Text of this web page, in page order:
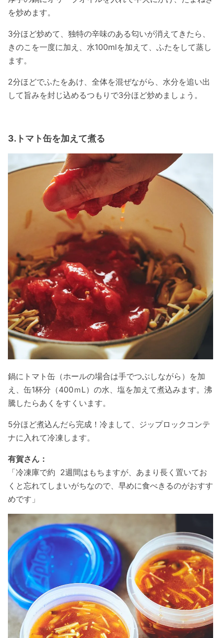
を炒めます。
3分ほど炒めて、独特の辛味のある匂いが消えてきたら、
きのこを一度に加え、水100mlを加えて、ふたをして蒸し
ます。
2分ほどでふたをあけ、全体を混ぜながら、水分を追い出
して旨みを封じ込めるつもりで3分ほど炒めましょう。
3.トマト缶を加えて煮る
鍋にトマト缶（ホールの場合は手でつぶしながら）を加
え、缶1杯分（400ｍL）の水、塩を加えて煮込みます。沸
騰したらあくをすくいます。
5分ほど煮込んだら完成！冷まして、ジップロックコンテ
ナに入れて冷凍します。
有賀さん：
「冷凍庫で約 2週間はもちますが、あまり長く置いてお
くと忘れてしまいがちなので、早めに食べきるのがおすす
めです」